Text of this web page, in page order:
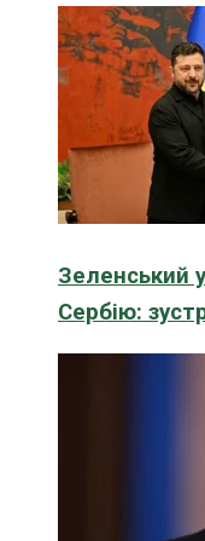
Зеленський
Сербію: